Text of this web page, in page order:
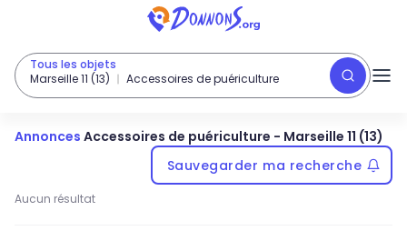
Tous les objets
Marseille 11 (13)
Accessoires de puériculture
Annonces Accessoires de puériculture - Marseille 11 (13)
Sauvegarder ma recherche
Aucun résultat